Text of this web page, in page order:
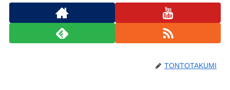
TONTOTAKUMI